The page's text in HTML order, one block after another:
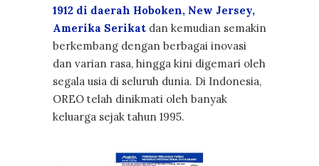
1912 di daerah Hoboken, New Jersey,
Amerika Serikat dan kemudian semakin
berkembang dengan berbagai inovasi
dan varian rasa, hingga kini digemari oleh
segala usia di seluruh dunia. Di Indonesia,
OREO telah dinikmati oleh banyak
keluarga sejak tahun 1995.